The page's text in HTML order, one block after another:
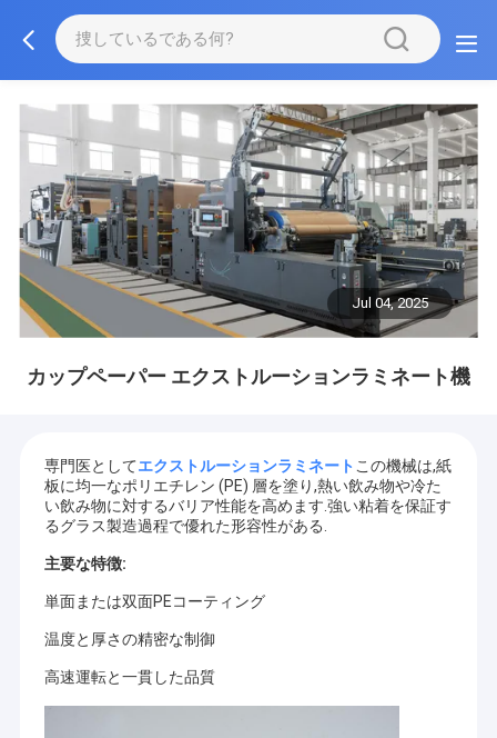
Jul 04, 2025
カップペーパー エクストルーションラミネート機
専門医としてエクストルーションラミネートこの機械は,紙
板に均一なポリエチレン (PE) 層を塗り,熱い飲み物や冷た
い飲み物に対するバリア性能を高めます.強い粘着を保証す
るグラス製造過程で優れた形容性がある.
主要な特徴:
単面または双面PEコーティング
温度と厚さの精密な制御
高速運転と一貫した品質